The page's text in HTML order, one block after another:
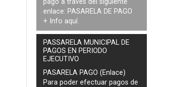
pago a través del siguiente
enlace: PASARELA DE PAGO
+ Info aquí.
PASSARELA MUNICIPAL DE
PAGOS EN PERIODO
EJECUTIVO
PASARELA PAGO (Enlace)
Para poder efectuar pagos de